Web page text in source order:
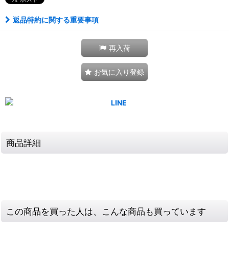
返品特約に関する重要事項
再入荷
お気に入り登録
商品詳細
この商品を買った人は、こんな商品も買っています